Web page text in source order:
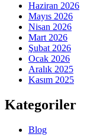
Haziran 2026
Mayıs 2026
Nisan 2026
Mart 2026
Şubat 2026
Ocak 2026
Aralık 2025
Kasım 2025
Kategoriler
Blog